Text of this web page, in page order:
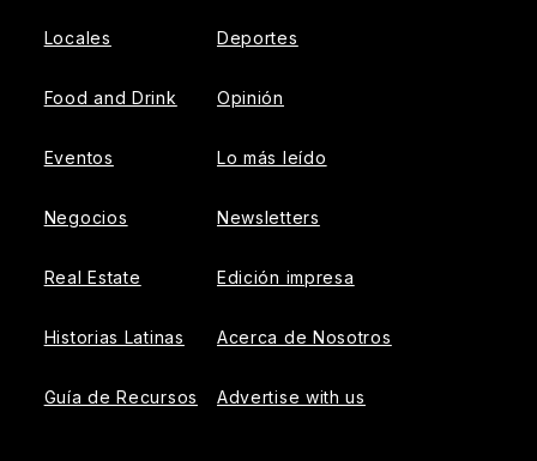
Locales
Food and Drink
Eventos
Negocios
Real Estate
Historias Latinas
Guía de Recursos
Deportes
Opinión
Lo más leído
Newsletters
Edición impresa
Acerca de Nosotros
Advertise with us